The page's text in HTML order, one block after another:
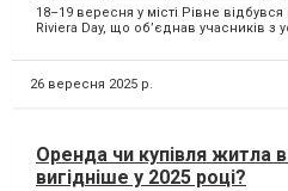
18–19 вересня у місті Рівне
Riviera Day, що об’єднав учасників з
26 вересня 2025 р.
Оренда чи купівля житла
вигідніше у 2025 році?